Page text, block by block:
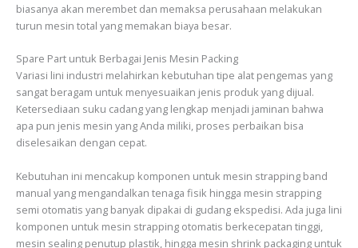
biasanya akan merembet dan memaksa perusahaan melakukan
turun mesin total yang memakan biaya besar.
Spare Part untuk Berbagai Jenis Mesin Packing
Variasi lini industri melahirkan kebutuhan tipe alat pengemas yang
sangat beragam untuk menyesuaikan jenis produk yang dijual.
Ketersediaan suku cadang yang lengkap menjadi jaminan bahwa
apa pun jenis mesin yang Anda miliki, proses perbaikan bisa
diselesaikan dengan cepat.
Kebutuhan ini mencakup komponen untuk mesin strapping band
manual yang mengandalkan tenaga fisik hingga mesin strapping
semi otomatis yang banyak dipakai di gudang ekspedisi. Ada juga lini
komponen untuk mesin strapping otomatis berkecepatan tinggi,
mesin sealing penutup plastik, hingga mesin shrink packaging untuk